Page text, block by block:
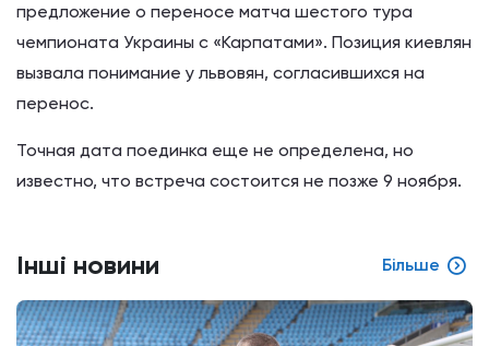
предложение о переносе матча шестого тура
чемпионата Украины с «Карпатами». Позиция киевлян
вызвала понимание у львовян, согласившихся на
перенос.
Точная дата поединка еще не определена, но
известно, что встреча состоится не позже 9 ноября.
Інші новини Більше